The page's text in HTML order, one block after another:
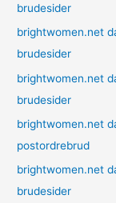
brudesider
brightwomen.net
brudesider
brightwomen.net
brudesider
brightwomen.net
postordrebrud
brightwomen.net
brudesider